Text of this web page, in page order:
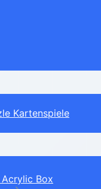
Kartenspiele
Acrylic Box